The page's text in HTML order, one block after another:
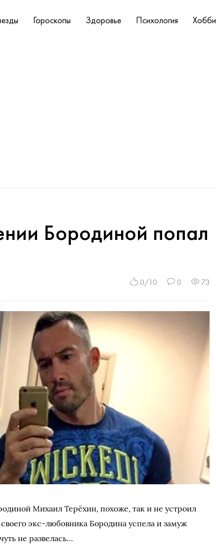
Гороскопы Здоровье Психология Хобби
Бородиной попал
0/10 0 73
Михаил Терёхин, похоже, так и не устроил
экс-любовника Бородина успела и замуж
не развелась…